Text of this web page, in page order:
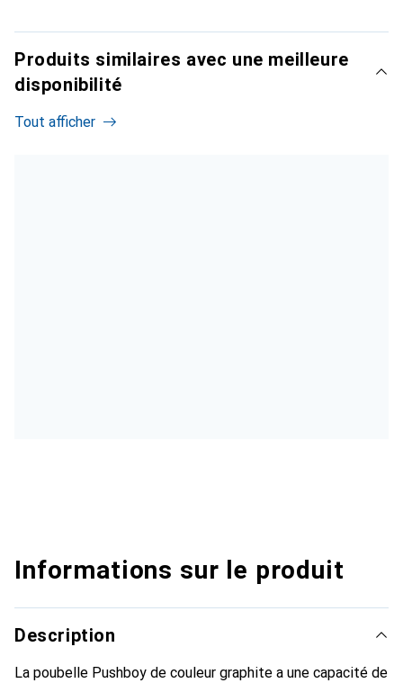
Produits similaires avec une meilleure
disponibilité
Tout afficher
Informations sur le produit
Description
La poubelle Pushboy de couleur graphite a une capacité de